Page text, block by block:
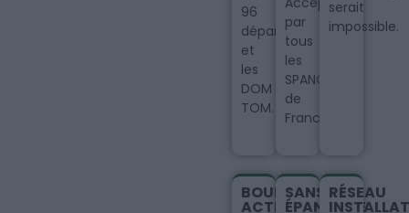
96
départements
et
les
DOM
TOM.
par
tous
les
SPANC
de
France.
serait
impossible.
BOUES
ACTIVÉES
SANS
ÉPANDAGE
RÉSEAU